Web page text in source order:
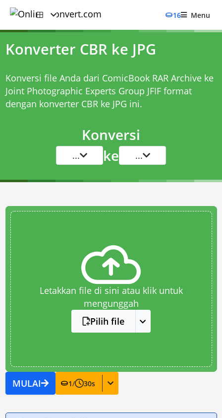
16 Menu
Konverter CBR ke JPG
Konversi file Anda dari ComicBook RAR Archive ke
Joint Photographic Experts Group JFIF format
dengan konverter CBR ke JPG ini.
Konversi
... ke ...
Letakkan file di sini atau klik untuk
mengunggah
Pilih file
MULAI 1/ 30s